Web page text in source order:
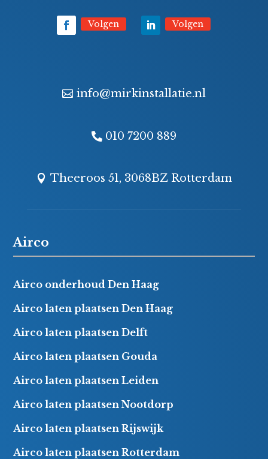
Volgen Volgen
info@mirkinstallatie.nl
010 7200 889
Theeroos 51, 3068BZ Rotterdam
Airco
Airco onderhoud Den Haag
Airco laten plaatsen Den Haag
Airco laten plaatsen Delft
Airco laten plaatsen Gouda
Airco laten plaatsen Leiden
Airco laten plaatsen Nootdorp
Airco laten plaatsen Rijswijk
Airco laten plaatsen Rotterdam